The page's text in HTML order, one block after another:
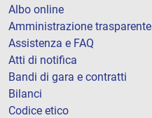
Albo online
Amministrazione trasparente
Assistenza e FAQ
Atti di notifica
Bandi di gara e contratti
Bilanci
Codice etico